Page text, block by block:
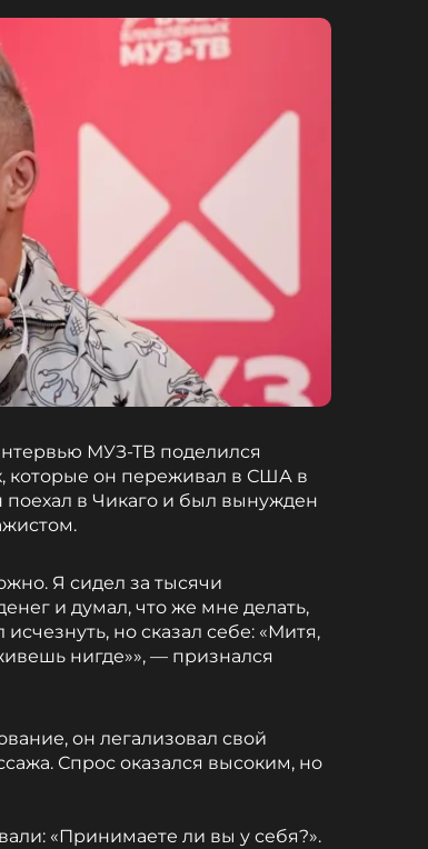
МУЗ-ТВ поделился
которые он переживал в США в
поехал в Чикаго и был вынужден
Я сидел за тысячи
и думал, что же мне делать,
но сказал себе: «Митя,
нигде»», — признался
он легализовал свой
Спрос оказался высоким, но
«Принимаете ли вы у себя?».